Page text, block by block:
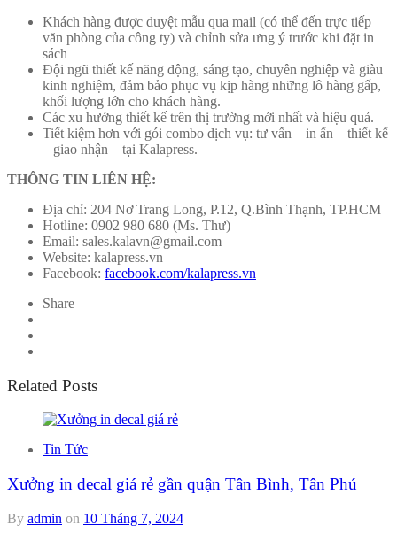
Khách hàng được duyệt mẫu qua mail (có thể đến trực tiếp
văn phòng của công ty) và chỉnh sửa ưng ý trước khi đặt in
sách
Đội ngũ thiết kế năng động, sáng tạo, chuyên nghiệp và giàu
kinh nghiệm, đảm bảo phục vụ kịp hàng những lô hàng gấp,
khối lượng lớn cho khách hàng.
Các xu hướng thiết kế trên thị trường mới nhất và hiệu quả.
Tiết kiệm hơn với gói combo dịch vụ: tư vấn – in ấn – thiết kế
– giao nhận – tại Kalapress.
THÔNG TIN LIÊN HỆ:
Địa chỉ: 204 Nơ Trang Long, P.12, Q.Bình Thạnh, TP.HCM
Hotline: 0902 980 680 (Ms. Thư)
Email: sales.kalavn@gmail.com
Website: kalapress.vn
Facebook: facebook.com/kalapress.vn
Share
Related Posts
Tin Tức
Xưởng in decal giá rẻ gần quận Tân Bình, Tân Phú
By admin on 10 Tháng 7, 2024